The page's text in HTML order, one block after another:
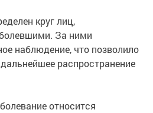
круг лиц,
За ними
наблюдение, что позволило
распространение
относится